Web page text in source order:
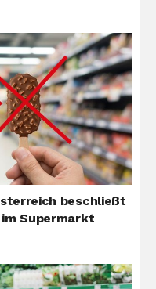
beschließt
Supermarkt